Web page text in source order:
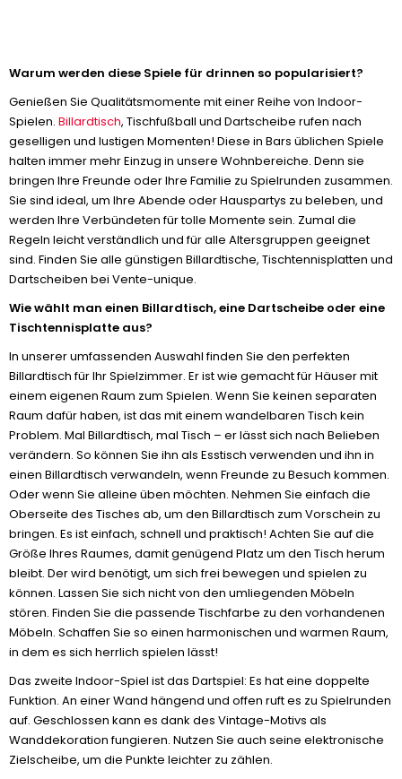
Warum werden diese Spiele für drinnen so popularisiert?
Genießen Sie Qualitätsmomente mit einer Reihe von Indoor-
Spielen. Billardtisch, Tischfußball und Dartscheibe rufen nach
geselligen und lustigen Momenten! Diese in Bars üblichen Spiele
halten immer mehr Einzug in unsere Wohnbereiche. Denn sie
bringen Ihre Freunde oder Ihre Familie zu Spielrunden zusammen.
Sie sind ideal, um Ihre Abende oder Hauspartys zu beleben, und
werden Ihre Verbündeten für tolle Momente sein. Zumal die
Regeln leicht verständlich und für alle Altersgruppen geeignet
sind. Finden Sie alle günstigen Billardtische, Tischtennisplatten und
Dartscheiben bei Vente-unique.
Wie wählt man einen Billardtisch, eine Dartscheibe oder eine
Tischtennisplatte aus?
In unserer umfassenden Auswahl finden Sie den perfekten
Billardtisch für Ihr Spielzimmer. Er ist wie gemacht für Häuser mit
einem eigenen Raum zum Spielen. Wenn Sie keinen separaten
Raum dafür haben, ist das mit einem wandelbaren Tisch kein
Problem. Mal Billardtisch, mal Tisch – er lässt sich nach Belieben
verändern. So können Sie ihn als Esstisch verwenden und ihn in
einen Billardtisch verwandeln, wenn Freunde zu Besuch kommen.
Oder wenn Sie alleine üben möchten. Nehmen Sie einfach die
Oberseite des Tisches ab, um den Billardtisch zum Vorschein zu
bringen. Es ist einfach, schnell und praktisch! Achten Sie auf die
Größe Ihres Raumes, damit genügend Platz um den Tisch herum
bleibt. Der wird benötigt, um sich frei bewegen und spielen zu
können. Lassen Sie sich nicht von den umliegenden Möbeln
stören. Finden Sie die passende Tischfarbe zu den vorhandenen
Möbeln. Schaffen Sie so einen harmonischen und warmen Raum,
in dem es sich herrlich spielen lässt!
Das zweite Indoor-Spiel ist das Dartspiel: Es hat eine doppelte
Funktion. An einer Wand hängend und offen ruft es zu Spielrunden
auf. Geschlossen kann es dank des Vintage-Motivs als
Wanddekoration fungieren. Nutzen Sie auch seine elektronische
Zielscheibe, um die Punkte leichter zu zählen.